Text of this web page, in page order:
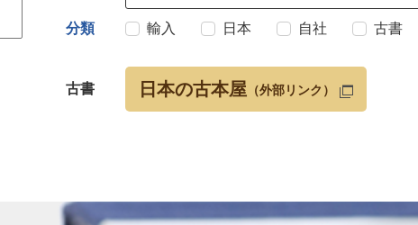
分類 輸入 日本 自社 古書
古書 日本の古本屋 （外部リンク）